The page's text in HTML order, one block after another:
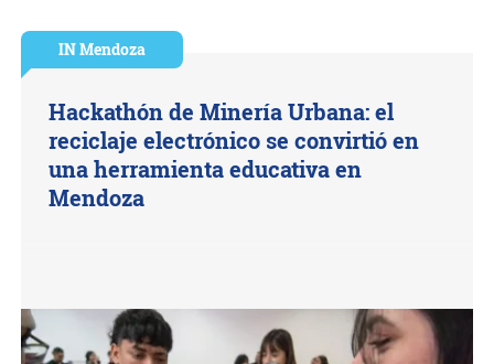
IN Mendoza
Hackathón de Minería Urbana: el
reciclaje electrónico se convirtió en
una herramienta educativa en
Mendoza